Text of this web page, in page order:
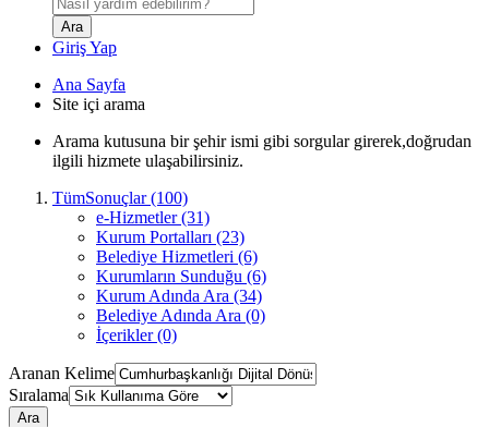
Giriş Yap
Ana Sayfa
Site içi arama
Arama kutusuna bir şehir ismi gibi sorgular girerek,doğrudan
ilgili hizmete ulaşabilirsiniz.
TümSonuçlar (100)
e-Hizmetler (31)
Kurum Portalları (23)
Belediye Hizmetleri (6)
Kurumların Sunduğu (6)
Kurum Adında Ara (34)
Belediye Adında Ara (0)
İçerikler (0)
Aranan Kelime
Sıralama
Ara